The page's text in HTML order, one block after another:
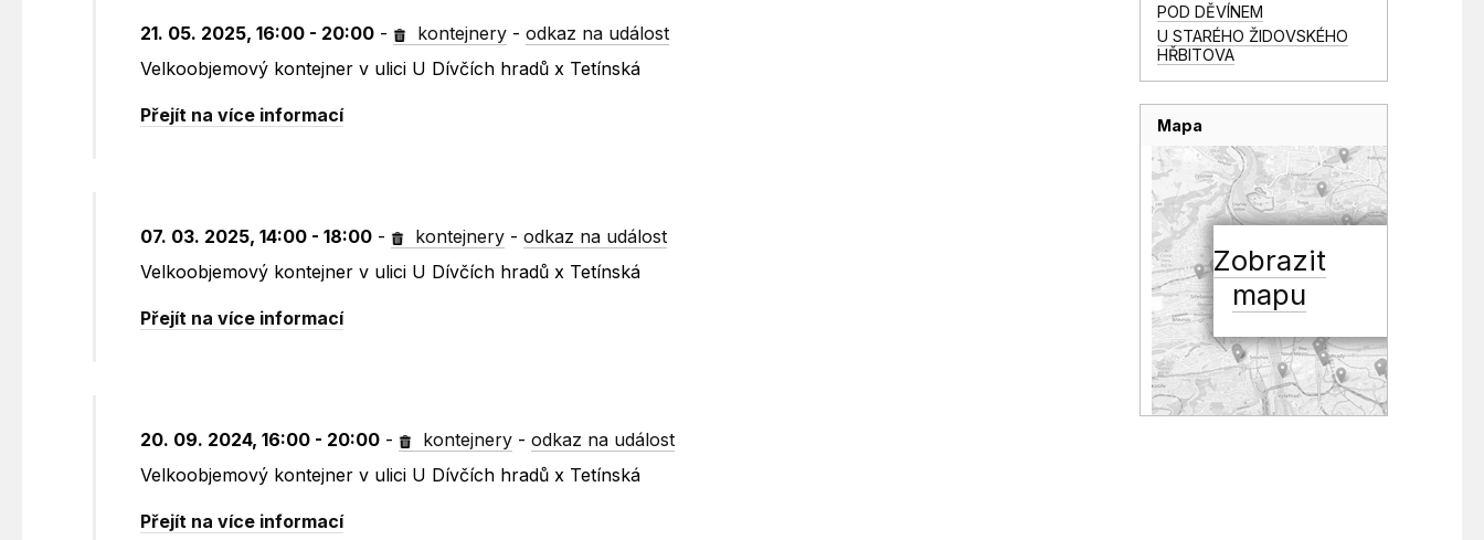
21. 05. 2025, 16:00 - 20:00 - kontejnery -odkaz na událost
Velkoobjemový kontejner v ulici U Dívčích hradů x Tetínská
Přejít na více informací
07. 03. 2025, 14:00 - 18:00 - kontejnery -odkaz na událost
Velkoobjemový kontejner v ulici U Dívčích hradů x Tetínská
Přejít na více informací
20. 09. 2024, 16:00 - 20:00 - kontejnery -odkaz na událost
Velkoobjemový kontejner v ulici U Dívčích hradů x Tetínská
Přejít na více informací
POD DĚVÍNEM
U STARÉHO ŽIDOVSKÉHO
HŘBITOVA
Mapa
Zobrazit
mapu